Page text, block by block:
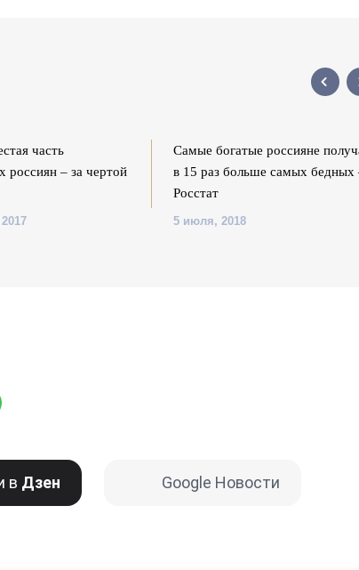
часть
россиян – за чертой
Самые богатые россияне
в 15 раз больше самых бедных
Росстат
5 июля, 2018
в Дзен Google Новости